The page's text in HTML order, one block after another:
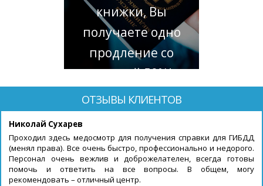
книжки, Вы
получаете одно
продление со
скидкой 50%!
ОТЗЫВЫ КЛИЕНТОВ
Николай Сухарев
Проходил здесь медосмотр для получения справки для ГИБДД
(менял права). Все очень быстро, профессионально и недорого.
Персонал очень вежлив и доброжелателен, всегда готовы
помочь и ответить на все вопросы. В общем, могу
рекомендовать – отличный центр.